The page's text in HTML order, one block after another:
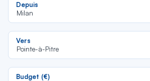
Depuis
Milan
Vers
Pointe-à-Pitre
Budget (€)